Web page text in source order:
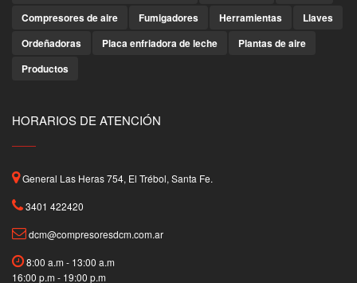
Compresores de aire
Fumigadores Herramientas
Llaves
Ordeñadoras
Placa enfriadora de leche
Plantas de aire
Productos
HORARIOS DE ATENCIÓN
General Las Heras 754, El Trébol, Santa Fe.
3401 422420
dcm@compresoresdcm.com.ar
8:00 a.m - 13:00 a.m
16:00 p.m - 19:00 p.m